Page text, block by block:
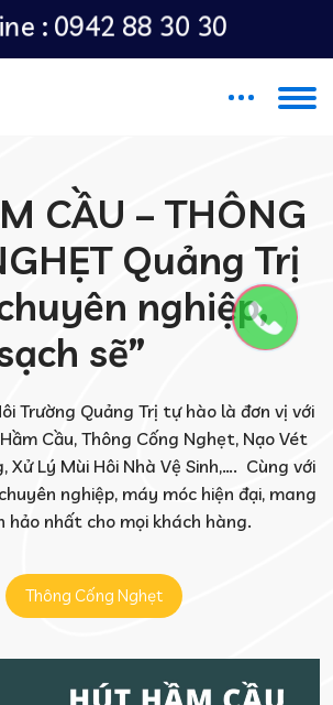
: 0942 88 30 30
CẦU – THÔNG
Quảng Trị
nghiệp,
sẽ”
Trường Quảng Trị tự hào là đơn vị với
Cầu, Thông Cống Nghẹt, Nạo Vét
Xử Lý Mùi Hôi Nhà Vệ Sinh,…. Cùng với
nghiệp, máy móc hiện đại, mang
hảo nhất cho mọi khách hàng.
Thông Cống Nghẹt